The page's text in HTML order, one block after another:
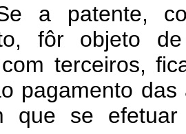
a patente,
fôr objeto
terceiros,
pagamento
que se